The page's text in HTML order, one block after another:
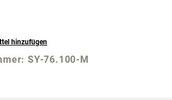
hinzufügen
SY-76.100-M